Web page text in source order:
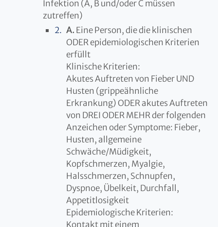
Infektion (A, B und/oder C müssen
zutreffen)
A. Eine Person, die die klinischen
ODER epidemiologischen Kriterien
erfüllt
Klinische Kriterien:
Akutes Auftreten von Fieber UND
Husten (grippeähnliche
Erkrankung) ODER akutes Auftreten
von DREI ODER MEHR der folgenden
Anzeichen oder Symptome: Fieber,
Husten, allgemeine
Schwäche/Müdigkeit,
Kopfschmerzen, Myalgie,
Halsschmerzen, Schnupfen,
Dyspnoe, Übelkeit, Durchfall,
Appetitlosigkeit
Epidemiologische Kriterien:
Kontakt mit einem